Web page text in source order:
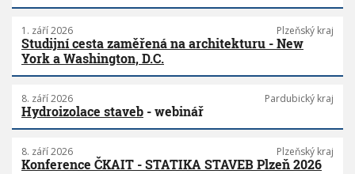
1. září 2026 Plzeňský kraj
Studijní cesta zaměřená na architekturu - New
York a Washington, D.C.
8. září 2026 Pardubický kraj
Hydroizolace staveb - webinář
8. září 2026 Plzeňský kraj
Konference ČKAIT - STATIKA STAVEB Plzeň 2026